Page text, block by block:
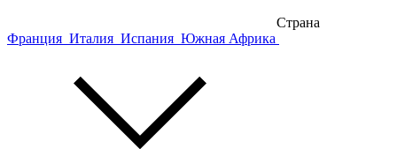
Страна
Франция Италия Испания Южная Африка